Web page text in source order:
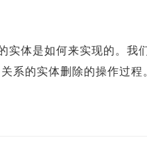
体是如何来实现的。我
系的实体删除的操作过程